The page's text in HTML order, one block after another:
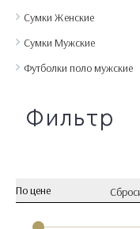
Сумки Женские
Сумки Мужские
Футболки поло мужские
Фильтр
По цене